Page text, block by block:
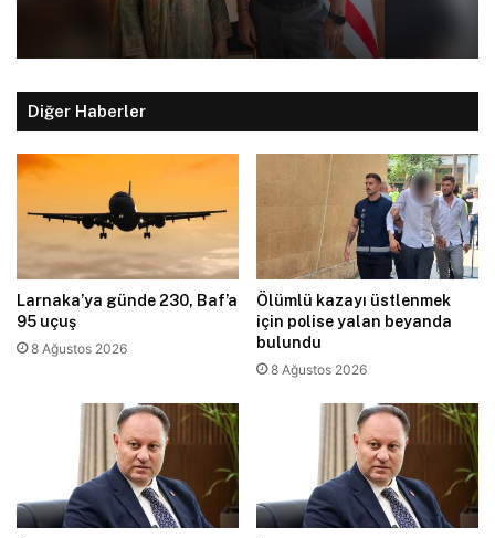
Diğer Haberler
Larnaka’ya günde 230, Baf’a
95 uçuş
8 Ağustos 2026
Ölümlü kazayı üstlenmek
için polise yalan beyanda
bulundu
8 Ağustos 2026